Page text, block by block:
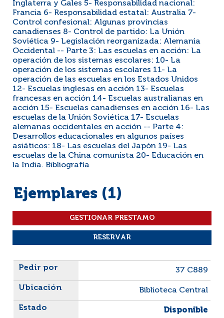
Inglaterra y Gales 5- Responsabilidad nacional:
Francia 6- Responsabilidad estatal: Australia 7-
Control confesional: Algunas provincias
canadienses 8- Control de partido: La Unión
Soviética 9- Legislación reorganizada: Alemania
Occidental -- Parte 3: Las escuelas en acción: La
operación de los sistemas escolares: 10- La
operación de los sistemas escolares 11- La
operación de las escuelas en los Estados Unidos
12- Escuelas inglesas en acción 13- Escuelas
francesas en acción 14- Escuelas australianas en
acción 15- Escuelas canadienses en acción 16- Las
escuelas de la Unión Soviética 17- Escuelas
alemanas occidentales en acción -- Parte 4:
Desarrollos educacionales en algunos países
asiáticos: 18- Las escuelas del Japón 19- Las
escuelas de la China comunista 20- Educación en
la India. Bibliografía
Ejemplares (1)
Liste des exemplaires
37 C889
Biblioteca Central
Disponible